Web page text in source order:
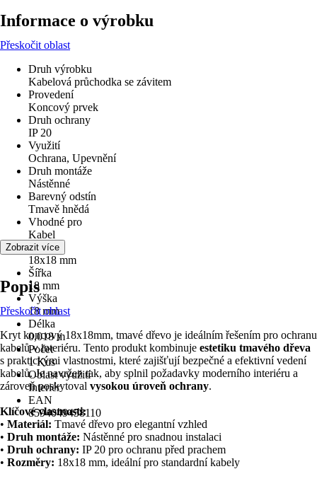
Informace o výrobku
Přeskočit oblast
Druh výrobku
Kabelová průchodka se závitem
Provedení
Koncový prvek
Druh ochrany
IP 20
Využití
Ochrana, Upevnění
Druh montáže
Nástěnné
Barevný odstín
Tmavě hnědá
Vhodné pro
Kabel
Velikost
18x18 mm
Šířka
18 mm
Výška
18 mm
Délka
0,018 m
Počet
1 Kus
Oblast využití
Interiér
EAN
8594049458110
Zobrazit více
Popis
Přeskočit oblast
Kryt koncový 18x18mm, tmavé dřevo je ideálním řešením pro ochranu
kabelů v interiéru. Tento produkt kombinuje estetiku tmavého dřeva
s praktickými vlastnostmi, které zajišťují bezpečné a efektivní vedení
kabelů. Je navržen tak, aby splnil požadavky moderního interiéru a
zároveň poskytoval vysokou úroveň ochrany.
Klíčové vlastnosti:
• Materiál: Tmavé dřevo pro elegantní vzhled
• Druh montáže: Nástěnné pro snadnou instalaci
• Druh ochrany: IP 20 pro ochranu před prachem
• Rozměry: 18x18 mm, ideální pro standardní kabely